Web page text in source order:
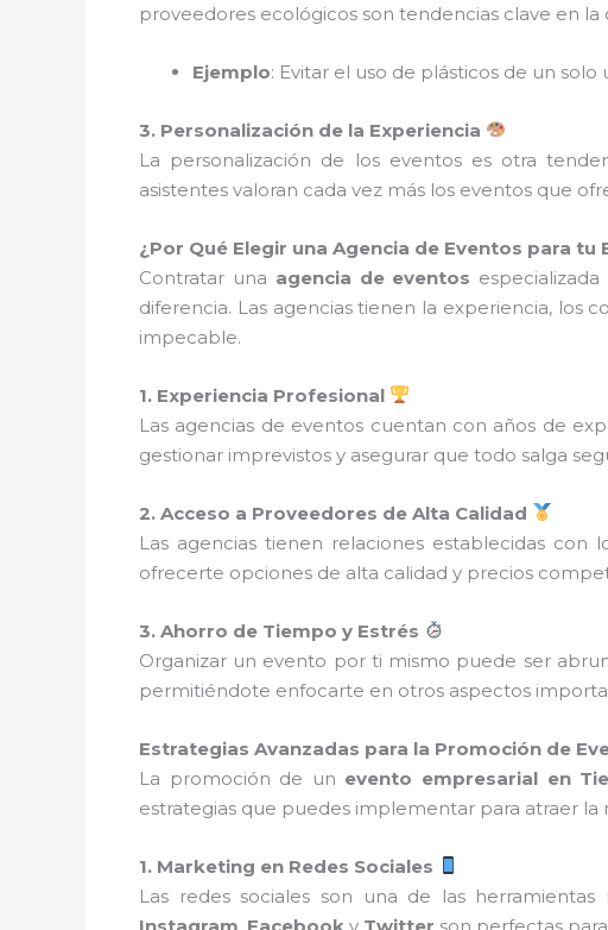
proveedores ecológicos son tendencias clave en
Ejemplo: Evitar el uso de plásticos de un
3. Personalización de la Experiencia
La personalización de los eventos es otra
asistentes valoran cada vez más los eventos que
¿Por Qué Elegir una Agencia de Eventos para tu
Contratar una agencia de eventos
diferencia. Las agencias tienen la experiencia, los
impecable.
1. Experiencia Profesional
Las agencias de eventos cuentan con años de
gestionar imprevistos y asegurar que todo salga
2. Acceso a Proveedores de Alta Calidad
Las agencias tienen relaciones establecidas con
ofrecerte opciones de alta calidad y precios
3. Ahorro de Tiempo y Estrés
Organizar un evento por ti mismo puede ser
permitiéndote enfocarte en otros aspectos
Estrategias Avanzadas para la Promoción de
La promoción de un evento empresarial en
estrategias que puedes implementar para atraer
1. Marketing en Redes Sociales
Las redes sociales son una de las herramientas
Instagram Facebook y Twitter son perfectas